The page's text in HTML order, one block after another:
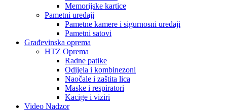
Memorijske kartice
Pametni uređaji
Pametne kamere i sigurnosni uređaji
Pametni satovi
Građevinska oprema
HTZ Oprema
Radne patike
Odijela i kombinezoni
Naočale i zaštita lica
Maske i respiratori
Kacige i viziri
Video Nadzor